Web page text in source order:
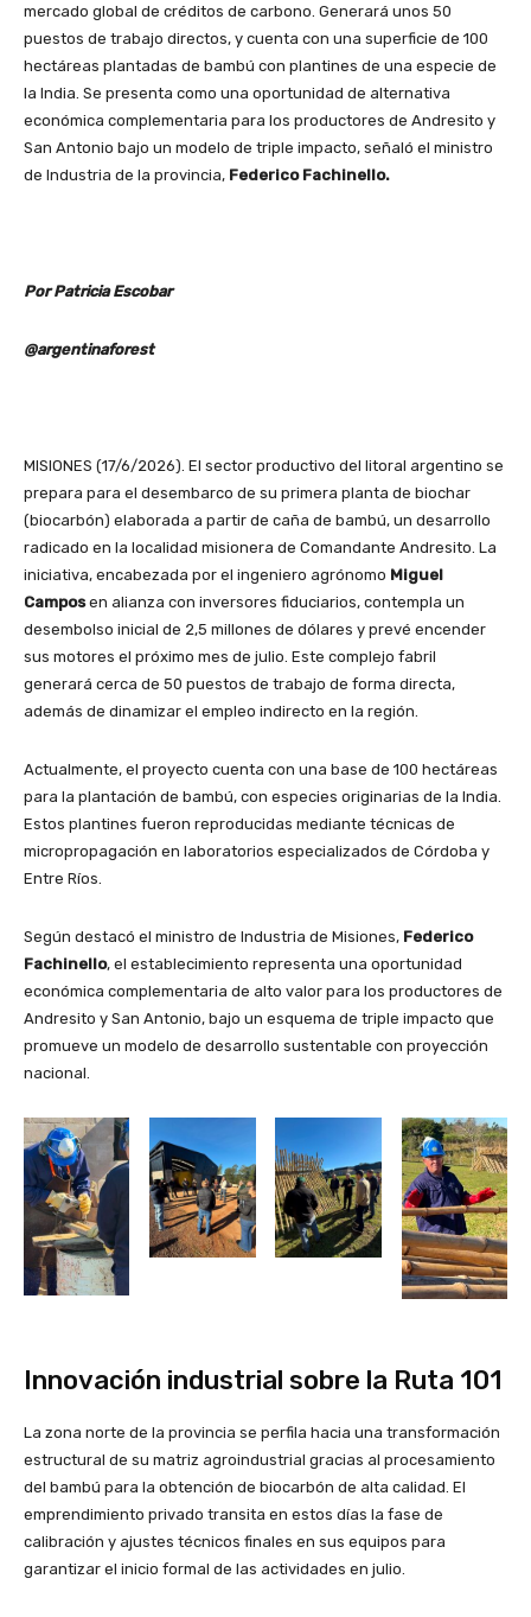
mercado global de créditos de carbono. Generará unos 50
puestos de trabajo directos, y cuenta con una superficie de 100
hectáreas plantadas de bambú con plantines de una especie de
la India. Se presenta como una oportunidad de alternativa
económica complementaria para los productores de Andresito y
San Antonio bajo un modelo de triple impacto, señaló el ministro
de Industria de la provincia, Federico Fachinello.
Por Patricia Escobar
@argentinaforest
MISIONES (17/6/2026). El sector productivo del litoral argentino se
prepara para el desembarco de su primera planta de biochar
(biocarbón) elaborada a partir de caña de bambú, un desarrollo
radicado en la localidad misionera de Comandante Andresito. La
iniciativa, encabezada por el ingeniero agrónomo Miguel
Camposen alianza con inversores fiduciarios, contempla un
desembolso inicial de 2,5 millones de dólares y prevé encender
sus motores el próximo mes de julio. Este complejo fabril
generará cerca de 50 puestos de trabajo de forma directa,
además de dinamizar el empleo indirecto en la región.
Actualmente, el proyecto cuenta con una base de 100 hectáreas
para la plantación de bambú, con especies originarias de la India.
Estos plantines fueron reproducidas mediante técnicas de
micropropagación en laboratorios especializados de Córdoba y
Entre Ríos.
Según destacó el ministro de Industria de Misiones, Federico
Fachinello, el establecimiento representa una oportunidad
económica complementaria de alto valor para los productores de
Andresito y San Antonio, bajo un esquema de triple impacto que
promueve un modelo de desarrollo sustentable con proyección
nacional.
Innovación industrial sobre la Ruta 101
La zona norte de la provincia se perfila hacia una transformación
estructural de su matriz agroindustrial gracias al procesamiento
del bambú para la obtención de biocarbón de alta calidad. El
emprendimiento privado transita en estos días la fase de
calibración y ajustes técnicos finales en sus equipos para
garantizar el inicio formal de las actividades en julio.